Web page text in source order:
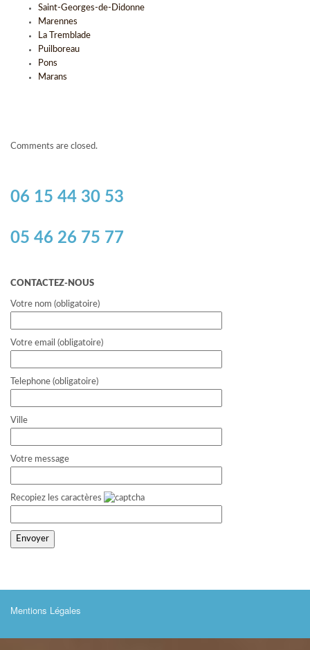
Saint-Georges-de-Didonne
Marennes
La Tremblade
Puilboreau
Pons
Marans
Comments are closed.
06 15 44 30 53
05 46 26 75 77
CONTACTEZ-NOUS
Votre nom (obligatoire)
Votre email (obligatoire)
Telephone (obligatoire)
Ville
Votre message
Recopiez les caractères
Mentions Légales